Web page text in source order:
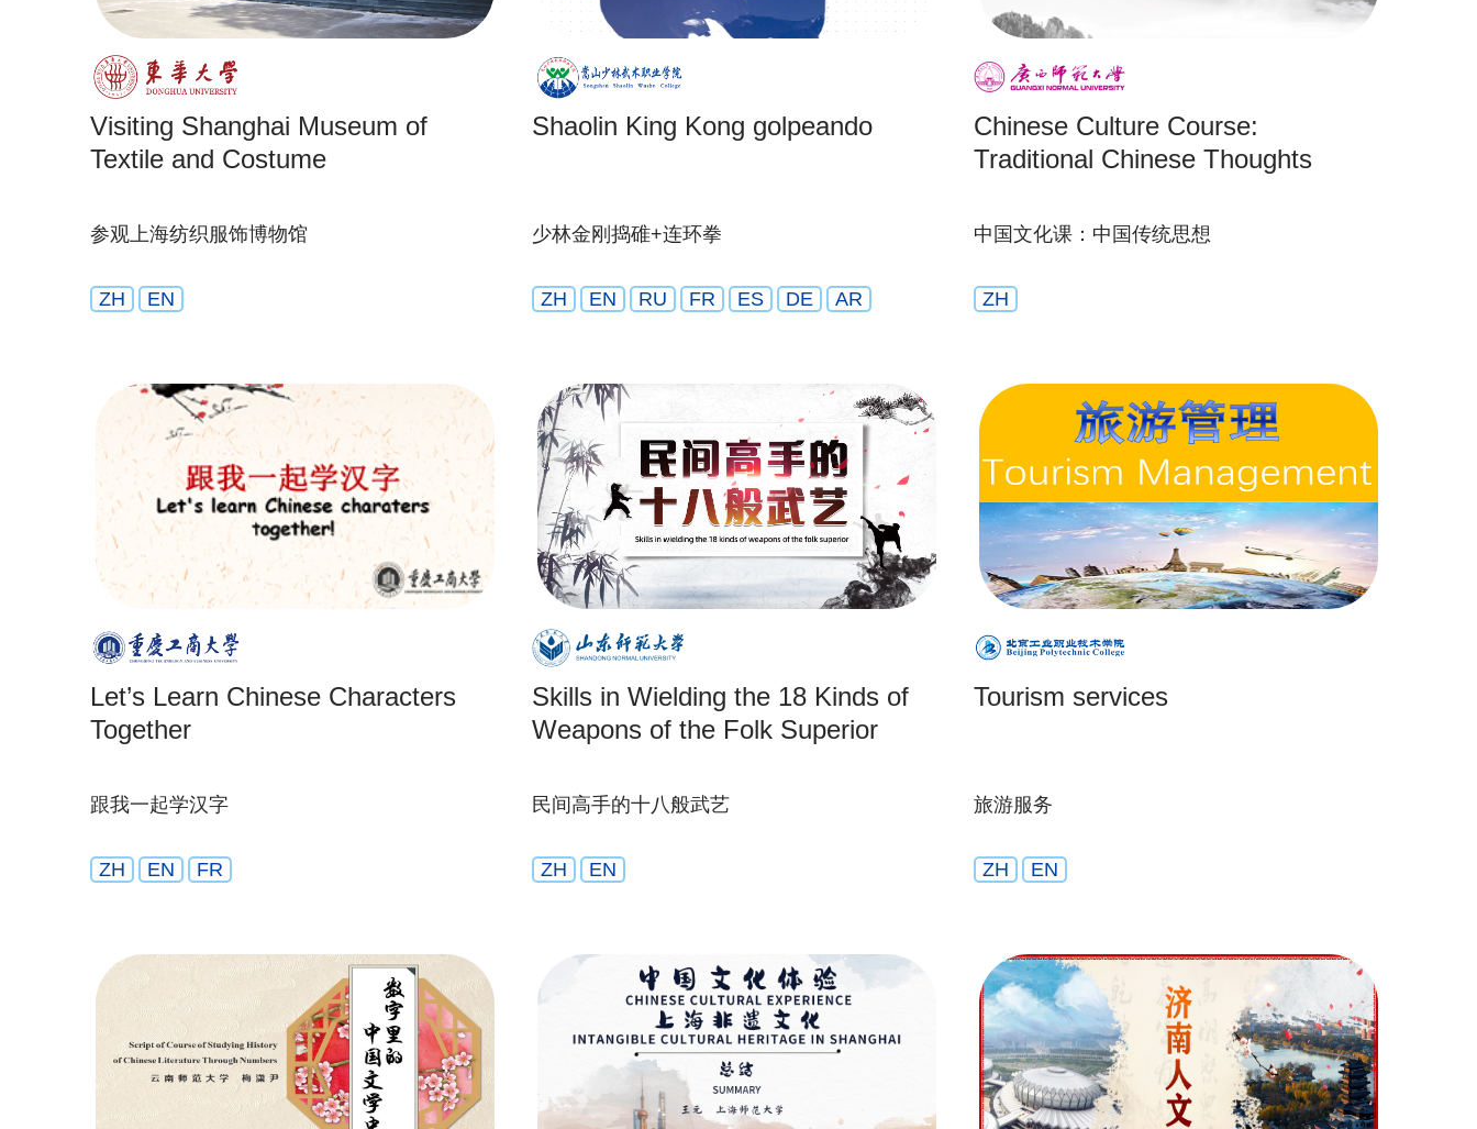
Visiting Shanghai Museum of
Textile and Costume
参观上海纺织服饰博物馆
ZH EN
Shaolin King Kong golpeando
少林金刚捣碓+连环拳
ZH EN RU FR ES DE AR
Chinese Culture Course:
Traditional Chinese Thoughts
中国文化课：中国传统思想
ZH
Let’s Learn Chinese Characters
Together
跟我一起学汉字
ZH EN FR
Skills in Wielding the 18 Kinds of
Weapons of the Folk Superior
民间高手的十八般武艺
ZH EN
Tourism services
旅游服务
ZH EN